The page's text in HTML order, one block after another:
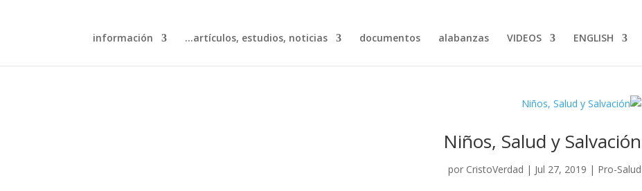
ENGLISH
VIDEOS
alabanzas
documentos
artículos, estudios, noticias…
información
Niños, Salud y Salvación
por CristoVerdad | Jul 27, 2019 | Pro-Salud